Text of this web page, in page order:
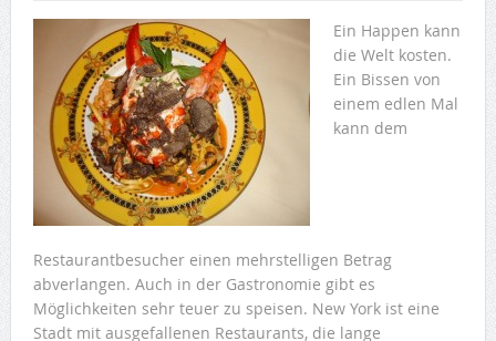
Ein Happen kann
die Welt kosten.
Ein Bissen von
einem edlen Mal
kann dem
Restaurantbesucher einen mehrstelligen Betrag
abverlangen. Auch in der Gastronomie gibt es
Möglichkeiten sehr teuer zu speisen. New York ist eine
Stadt mit ausgefallenen Restaurants, die lange